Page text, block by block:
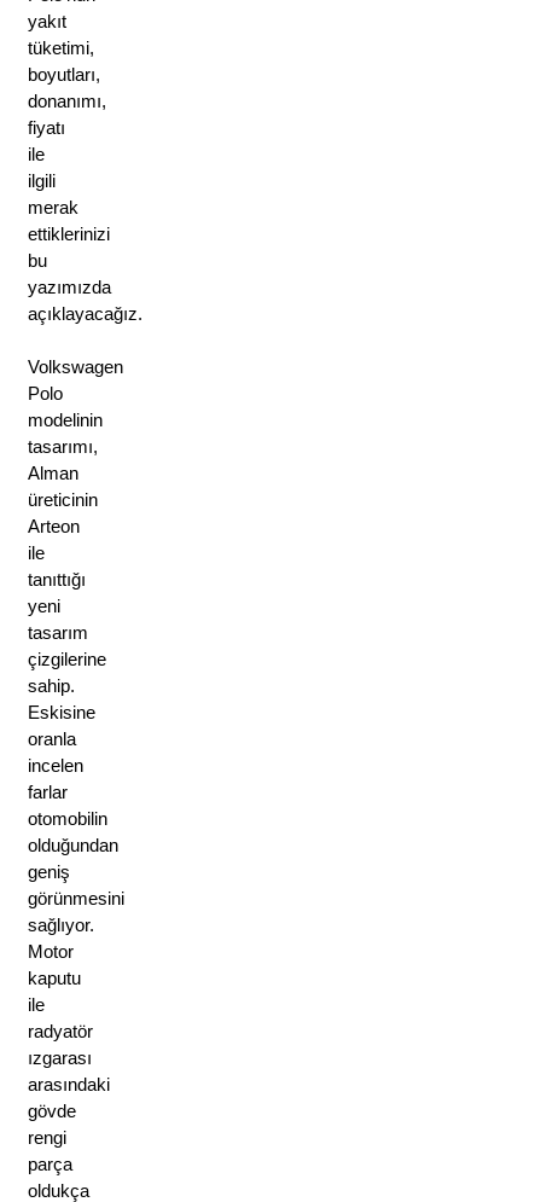
yakıt
tüketimi,
boyutları,
donanımı,
fiyatı
ile
ilgili
merak
ettiklerinizi
bu
yazımızda
açıklayacağız.
Volkswagen
Polo
modelinin
tasarımı,
Alman
üreticinin
Arteon
ile
tanıttığı
yeni
tasarım
çizgilerine
sahip.
Eskisine
oranla
incelen
farlar
otomobilin
olduğundan
geniş
görünmesini
sağlıyor.
Motor
kaputu
ile
radyatör
ızgarası
arasındaki
gövde
rengi
parça
oldukça